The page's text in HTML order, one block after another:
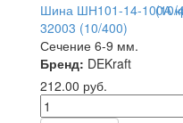
Шина ШН101-14-100А
32003 (10/400)
Сечение 6-9 мм.
Бренд: DEKraft
212.00 руб.